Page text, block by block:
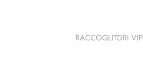
RACCOGLITORI VIP